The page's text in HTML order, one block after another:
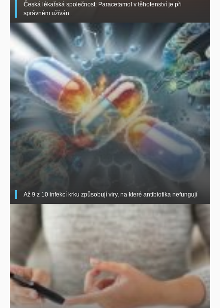
Česká lékařská společnost: Paracetamol v těhotenství je při
správném užíván ..
Až 9 z 10 infekcí krku způsobují viry, na které antibiotika nefungují